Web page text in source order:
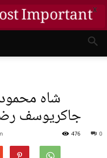
شاہ
جاکریوسف
0
476
Important X